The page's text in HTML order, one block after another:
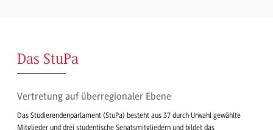
Das StuPa
Vertretung auf überregionaler Ebene
Das Studierendenparlament (StuPa) besteht aus 37 durch Urwahl gewählte
Mitglieder und drei studentische Senatsmitgliedern und bildet das